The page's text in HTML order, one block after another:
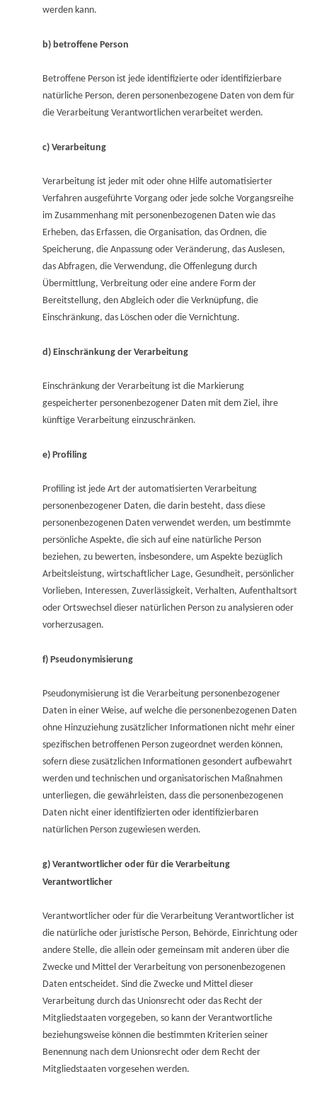
werden kann.
b) betroffene Person
Betroffene Person ist jede identifizierte oder identifizierbare
natürliche Person, deren personenbezogene Daten von dem für
die Verarbeitung Verantwortlichen verarbeitet werden.
c) Verarbeitung
Verarbeitung ist jeder mit oder ohne Hilfe automatisierter
Verfahren ausgeführte Vorgang oder jede solche Vorgangsreihe
im Zusammenhang mit personenbezogenen Daten wie das
Erheben, das Erfassen, die Organisation, das Ordnen, die
Speicherung, die Anpassung oder Veränderung, das Auslesen,
das Abfragen, die Verwendung, die Offenlegung durch
Übermittlung, Verbreitung oder eine andere Form der
Bereitstellung, den Abgleich oder die Verknüpfung, die
Einschränkung, das Löschen oder die Vernichtung.
d) Einschränkung der Verarbeitung
Einschränkung der Verarbeitung ist die Markierung
gespeicherter personenbezogener Daten mit dem Ziel, ihre
künftige Verarbeitung einzuschränken.
e) Profiling
Profiling ist jede Art der automatisierten Verarbeitung
personenbezogener Daten, die darin besteht, dass diese
personenbezogenen Daten verwendet werden, um bestimmte
persönliche Aspekte, die sich auf eine natürliche Person
beziehen, zu bewerten, insbesondere, um Aspekte bezüglich
Arbeitsleistung, wirtschaftlicher Lage, Gesundheit, persönlicher
Vorlieben, Interessen, Zuverlässigkeit, Verhalten, Aufenthaltsort
oder Ortswechsel dieser natürlichen Person zu analysieren oder
vorherzusagen.
f) Pseudonymisierung
Pseudonymisierung ist die Verarbeitung personenbezogener
Daten in einer Weise, auf welche die personenbezogenen Daten
ohne Hinzuziehung zusätzlicher Informationen nicht mehr einer
spezifischen betroffenen Person zugeordnet werden können,
sofern diese zusätzlichen Informationen gesondert aufbewahrt
werden und technischen und organisatorischen Maßnahmen
unterliegen, die gewährleisten, dass die personenbezogenen
Daten nicht einer identifizierten oder identifizierbaren
natürlichen Person zugewiesen werden.
g) Verantwortlicher oder für die Verarbeitung
Verantwortlicher
Verantwortlicher oder für die Verarbeitung Verantwortlicher ist
die natürliche oder juristische Person, Behörde, Einrichtung oder
andere Stelle, die allein oder gemeinsam mit anderen über die
Zwecke und Mittel der Verarbeitung von personenbezogenen
Daten entscheidet. Sind die Zwecke und Mittel dieser
Verarbeitung durch das Unionsrecht oder das Recht der
Mitgliedstaaten vorgegeben, so kann der Verantwortliche
beziehungsweise können die bestimmten Kriterien seiner
Benennung nach dem Unionsrecht oder dem Recht der
Mitgliedstaaten vorgesehen werden.